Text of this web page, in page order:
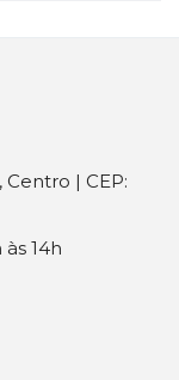
| CEP:
14h